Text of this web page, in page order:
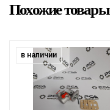
Похожие товары
в наличии